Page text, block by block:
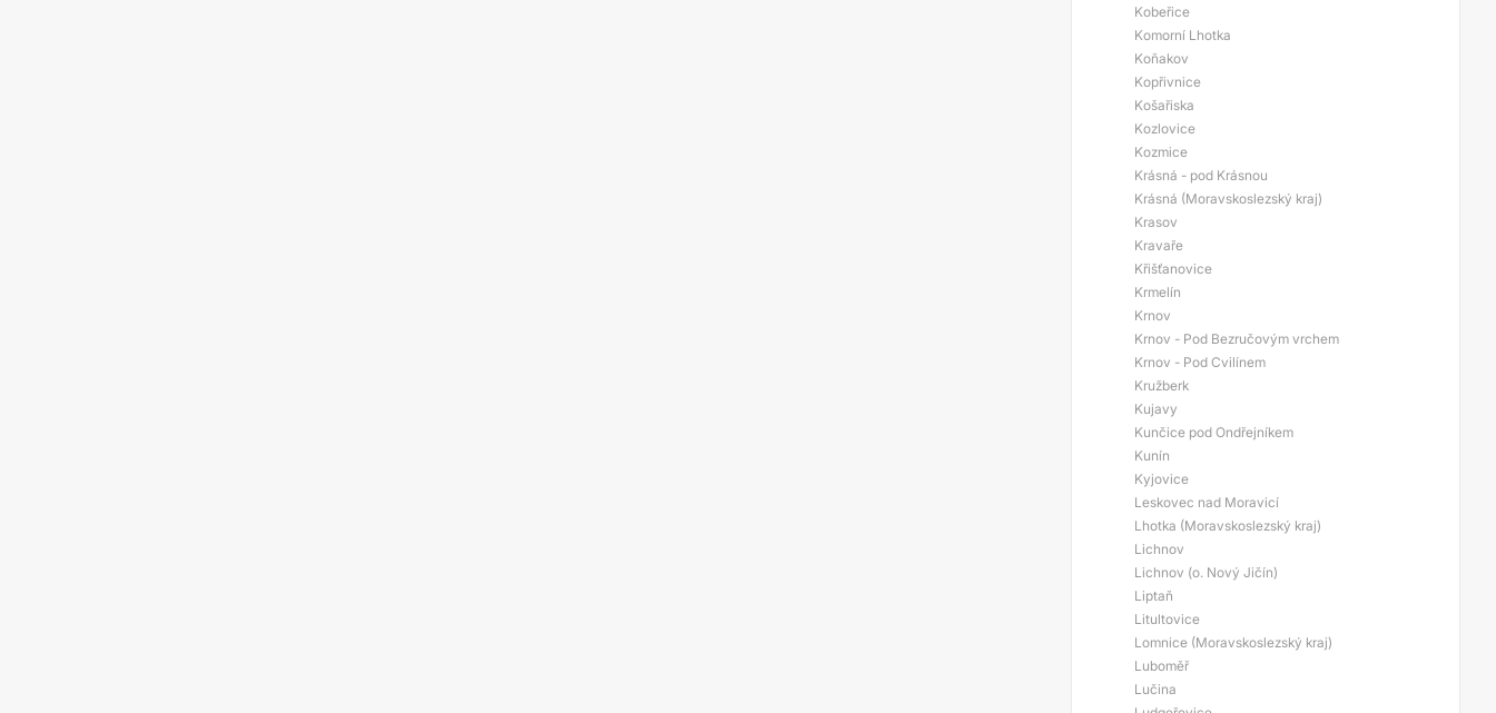
Kobeřice
Komorní Lhotka
Koňakov
Kopřivnice
Košařiska
Kozlovice
Kozmice
Krásná - pod Krásnou
Krásná (Moravskoslezský kraj)
Krasov
Kravaře
Křišťanovice
Krmelín
Krnov
Krnov - Pod Bezručovým vrchem
Krnov - Pod Cvilínem
Kružberk
Kujavy
Kunčice pod Ondřejníkem
Kunín
Kyjovice
Leskovec nad Moravicí
Lhotka (Moravskoslezský kraj)
Lichnov
Lichnov (o. Nový Jičín)
Liptaň
Litultovice
Lomnice (Moravskoslezský kraj)
Luboměř
Lučina